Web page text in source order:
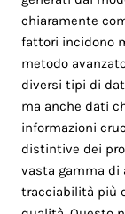
chiaramente
fattori incidono
metodo
diversi tipi di
ma anche dati
informazioni
distintive dei
vasta gamma di
tracciabilità più